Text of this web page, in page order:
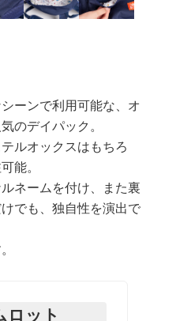
ーンで利用可能な、オ
のデイパック。
ルオックスはもちろ
能。
ネームを付け、また裏
でも、独自性を演出で
ロット